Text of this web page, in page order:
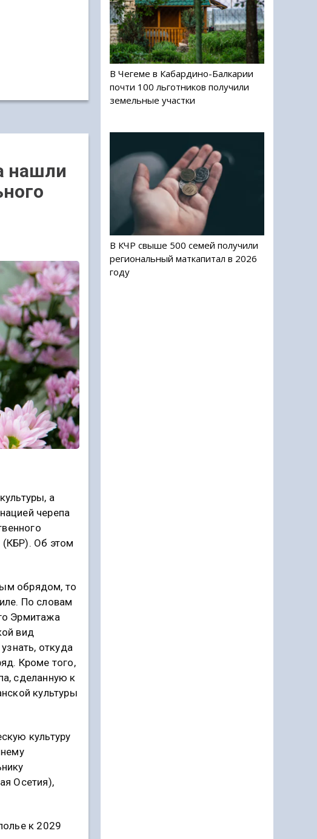
нашли
а
черепа
(КБР). Об этом
обрядом, то
По словам
Эрмитажа
вид
откуда
Кроме того,
сделанную к
культуры
культуру
Осетия),
к 2029
В Чегеме в Кабардино-Балкарии
почти 100 льготников получили
земельные участки
В КЧР свыше 500 семей получили
региональный маткапитал в 2026
году